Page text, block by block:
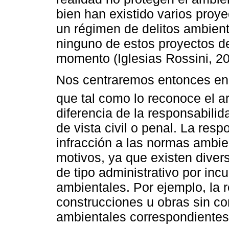
bien han existido varios
un régimen de delitos
ninguno de estos proyectos
momento (Iglesias Rossini,
Nos centraremos entonces
que tal como lo reconoce el
diferencia de la
de vista civil o penal. La
infracción a las normas
motivos, ya que existen
de tipo administrativo por
ambientales. Por ejemplo, la
construcciones u obras sin
ambientales